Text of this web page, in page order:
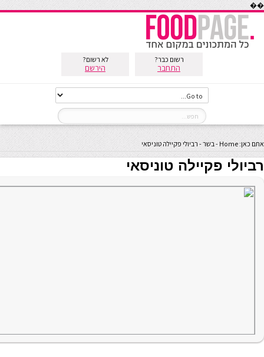
��
רשום כבר?
התחבר
לא רשום?
הירשם
אתם כאן: Home
-בשר- רביולי פקיילה טוניסאי
רביולי פקיילה טוניסאי